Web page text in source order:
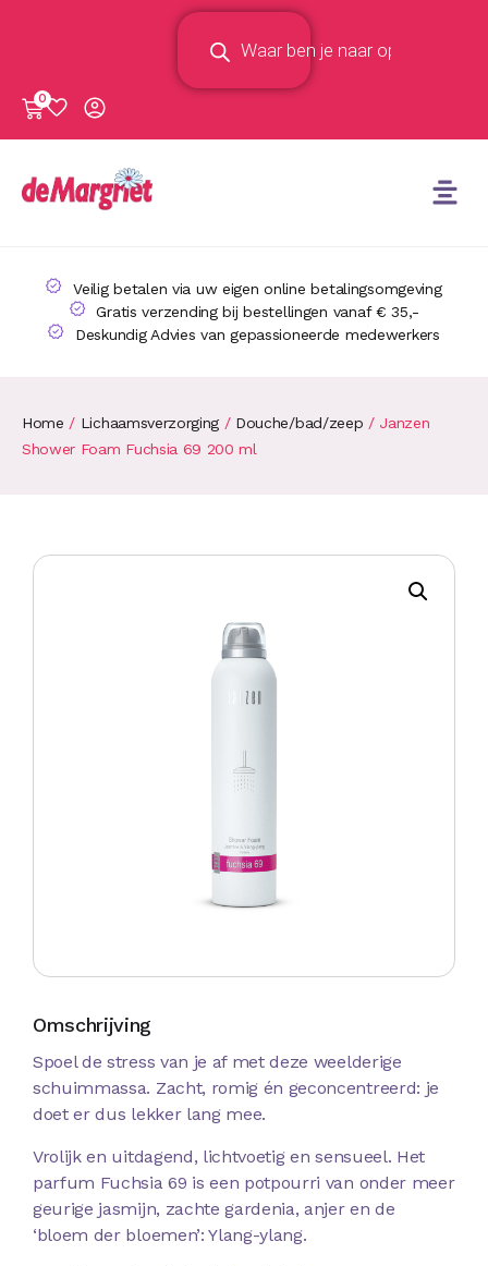
0
Veilig betalen via uw eigen online betalingsomgeving
Gratis verzending bij bestellingen vanaf € 35,-
Deskundig Advies van gepassioneerde medewerkers
Home / Lichaamsverzorging / Douche/bad/zeep / Janzen
Shower Foam Fuchsia 69 200 ml
Omschrijving
Spoel de stress van je af met deze weelderige
schuimmassa. Zacht, romig én geconcentreerd: je
doet er dus lekker lang mee.
Vrolijk en uitdagend, lichtvoetig en sensueel. Het
parfum Fuchsia 69 is een potpourri van onder meer
geurige jasmijn, zachte gardenia, anjer en de
‘bloem der bloemen’: Ylang-ylang.